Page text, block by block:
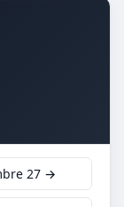
27 →